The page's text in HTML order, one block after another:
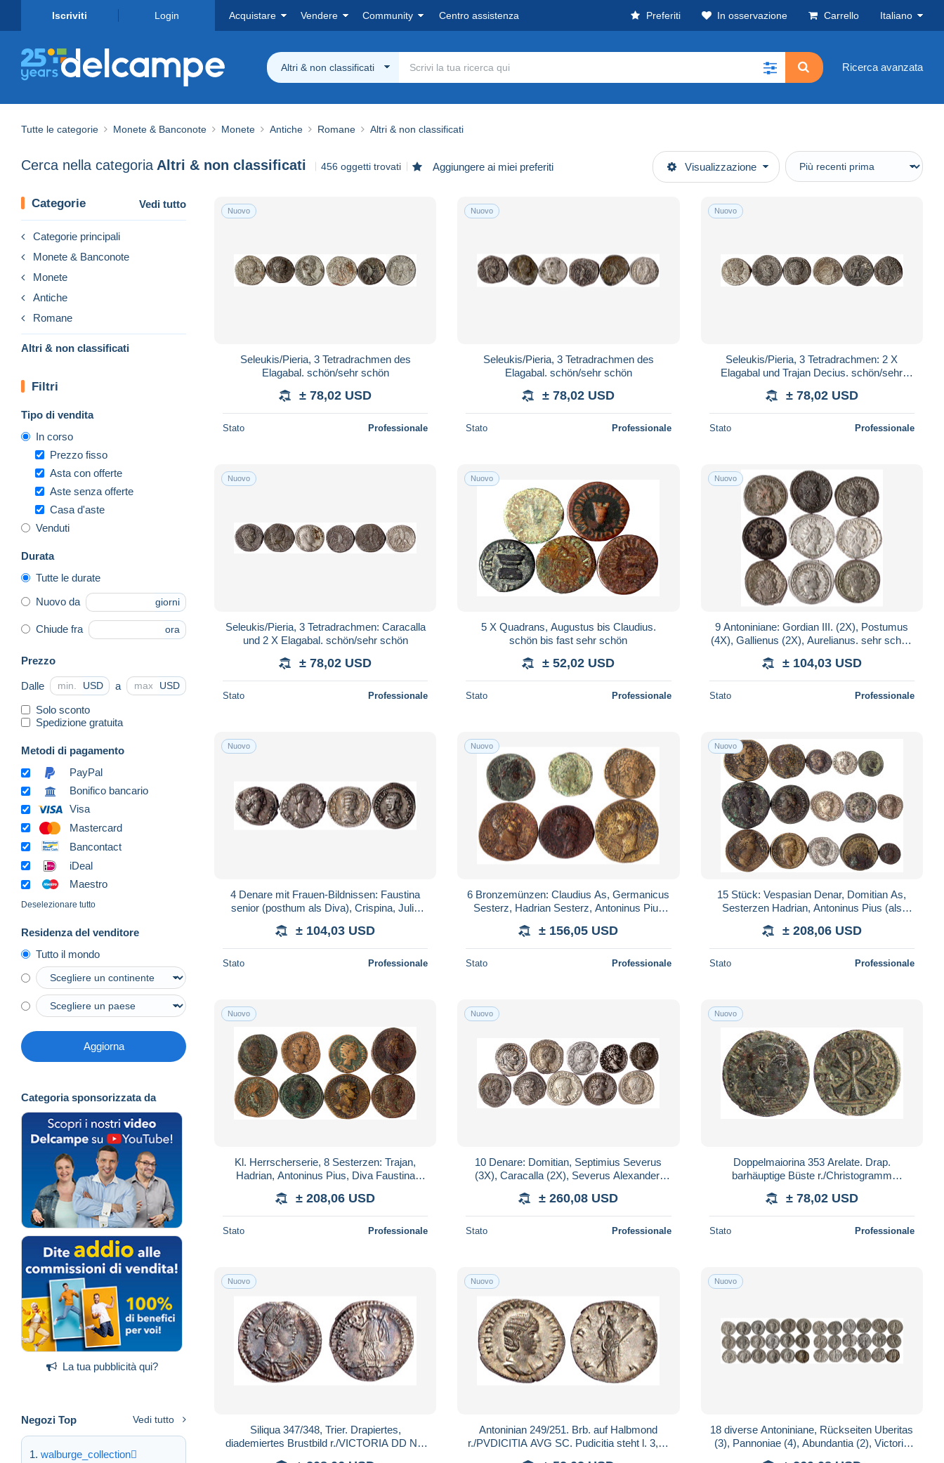
Iscriviti Login Acquistare Vendere Community Centro assistenza Preferiti In osservazione Carrello Italiano
Altri & non classificati Ricerca avanzata
Tutte le categorie Monete & Banconote Monete Antiche Romane Altri & non classificati
Cerca nella categoria Altri & non classificati 456 oggetti trovati Aggiungere ai miei preferiti Visualizzazione
Categorie Vedi tutto
Categorie principali
Monete & Banconote
Monete
Antiche
Romane
Altri & non classificati
Filtri
Tipo di vendita
In corso
Prezzo fisso
Asta con offerte
Aste senza offerte
Casa d'aste
Venduti
Durata
Tutte le durate
Nuovo da giorni
Chiude fra ora
Prezzo
Dalle USD a USD
Solo sconto
Spedizione gratuita
Metodi di pagamento
PayPal
Bonifico bancario
Visa
Mastercard
Bancontact
iDeal
Maestro
Deselezionare tutto
Residenza del venditore
Tutto il mondo
Aggiorna
Categoria sponsorizzata da
La tua pubblicità qui?
Negozi Top Vedi tutto
walburge_collection
Nuovo
Seleukis/Pieria, 3 Tetradrachmen des
Elagabal. schön/sehr schön
± 78,02 USD
Stato Professionale
Nuovo
Seleukis/Pieria, 3 Tetradrachmen des
Elagabal. schön/sehr schön
± 78,02 USD
Stato Professionale
Nuovo
Seleukis/Pieria, 3 Tetradrachmen: 2 X
Elagabal und Trajan Decius. schön/sehr
± 78,02 USD
Stato Professionale
Nuovo
Seleukis/Pieria, 3 Tetradrachmen: Caracalla
und 2 X Elagabal. schön/sehr schön
± 78,02 USD
Stato Professionale
Nuovo
5 X Quadrans, Augustus bis Claudius.
schön bis fast sehr schön
± 52,02 USD
Stato Professionale
Nuovo
9 Antoniniane: Gordian III. (2X), Postumus
(4X), Gallienus (2X), Aurelianus. sehr schön
± 104,03 USD
Stato Professionale
Nuovo
4 Denare mit Frauen-Bildnissen: Faustina
senior (posthum als Diva), Crispina, Julia
± 104,03 USD
Stato Professionale
Nuovo
6 Bronzemünzen: Claudius As, Germanicus
Sesterz, Hadrian Sesterz, Antoninus Pius
± 156,05 USD
Stato Professionale
Nuovo
15 Stück: Vespasian Denar, Domitian As,
Sesterzen Hadrian, Antoninus Pius (als
± 208,06 USD
Stato Professionale
Nuovo
Kl. Herrscherserie, 8 Sesterzen: Trajan,
Hadrian, Antoninus Pius, Diva Faustina
± 208,06 USD
Stato Professionale
Nuovo
10 Denare: Domitian, Septimius Severus
(3X), Caracalla (2X), Severus Alexander,
± 260,08 USD
Stato Professionale
Nuovo
Doppelmaiorina 353 Arelate. Drap.
barhäuptige Büste r./Christogramm
schön. RIC 18
± 78,02 USD
Stato Professionale
Nuovo
Siliqua 347/348, Trier. Drapiertes,
diademiertes Brustbild r./VICTORIA DD NN
Nuovo
Antoninian 249/251. Brb. auf Halbmond
r./PVDICITIA AVG SC. Pudicitia steht l. 3,18
Nuovo
18 diverse Antoniniane, Rückseiten Uberitas
(3), Pannoniae (4), Abundantia (2), Victoria